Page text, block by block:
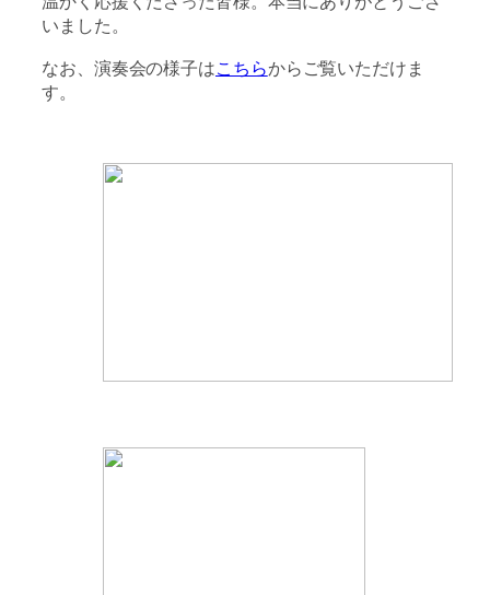
いました。
なお、演奏会の様子はこちらからご覧いただけま
す。